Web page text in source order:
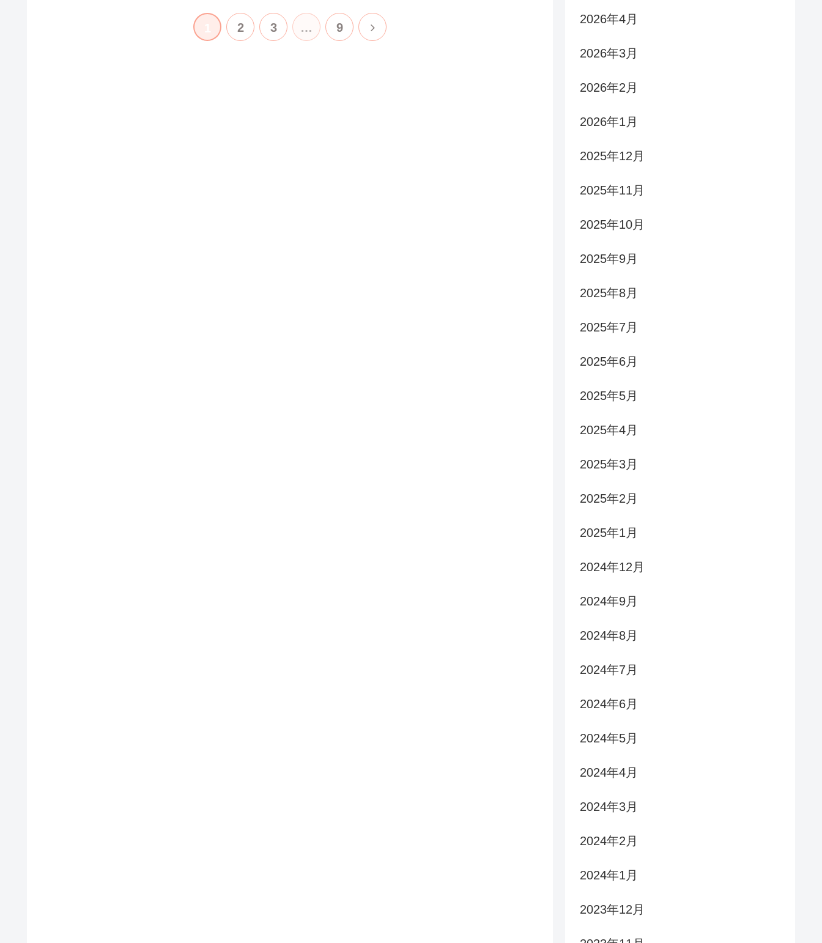
2 3 … 9 次
2026年4月
2026年3月
2026年2月
2026年1月
2025年12月
2025年11月
2025年10月
2025年9月
2025年8月
2025年7月
2025年6月
2025年5月
2025年4月
2025年3月
2025年2月
2025年1月
2024年12月
2024年9月
2024年8月
2024年7月
2024年6月
2024年5月
2024年4月
2024年3月
2024年2月
2024年1月
2023年12月